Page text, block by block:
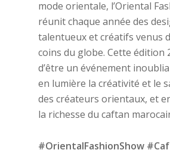
mode orientale, l’Oriental
réunit chaque année des
talentueux et créatifs venus
coins du globe. Cette édition
d’être un événement
en lumière la créativité et le
des créateurs orientaux, et
la richesse du caftan
#OrientalFashionShow